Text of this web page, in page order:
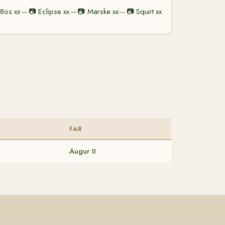
xx— 📷Eclipse xx—📷 Marske xx— 📷Squirt xx
FAR
Augur II